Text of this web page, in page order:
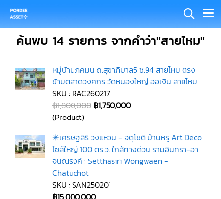
ค้นพบ 14 รายการ จากคำว่า"สายไหม"
หมู่บ้านภคมน ถ.สุขาภิบาล5 ซ.94 สายไหม ตรง
ข้ามตลาดวงศกร วัดหนองใหญ่ ออเงิน สายไหม
SKU : RAC260217
฿1,800,000 ฿1,750,000
(Product)
✴️เศรษฐสิริ วงแหวน - จตุโชติ บ้านหรู Art Deco
ไซส์ใหญ่ 100 ตร.ว. ใกล้ทางด่วน รามอินทรา-อา
จนณรงค์ : Setthasiri Wongwaen -
Chatuchot
SKU : SAN250201
฿15,000,000